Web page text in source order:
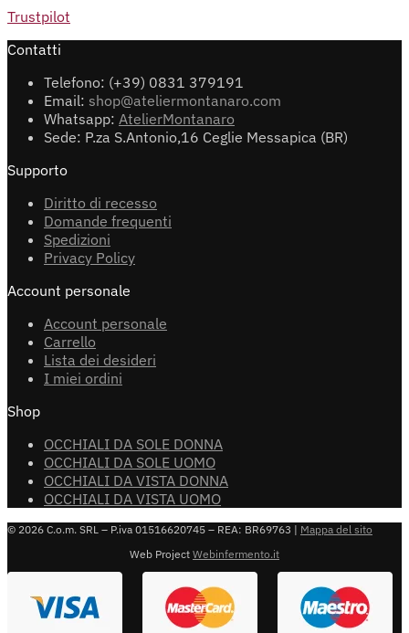
Trustpilot
Contatti
Telefono: (+39) 0831 379191
Email: shop@ateliermontanaro.com
Whatsapp: AtelierMontanaro
Sede: P.za S.Antonio,16 Ceglie Messapica (BR)
Supporto
Diritto di recesso
Domande frequenti
Spedizioni
Privacy Policy
Account personale
Account personale
Carrello
Lista dei desideri
I miei ordini
Shop
OCCHIALI DA SOLE DONNA
OCCHIALI DA SOLE UOMO
OCCHIALI DA VISTA DONNA
OCCHIALI DA VISTA UOMO
© 2026 C.o.m. SRL – P.iva 01516620745 – REA: BR69763 | Mappa del sito
Web Project Webinfermento.it